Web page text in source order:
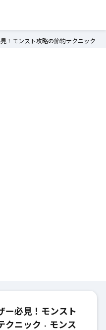
！モンスト攻略の節約テクニック -
ー必見！モンスト
クニック - モンス